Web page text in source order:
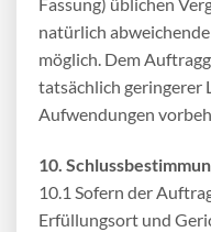
natürlich
möglich. Dem
tatsächlich geringerer
Aufwendungen
10.
10.1 Sofern der
Erfüllungsort und